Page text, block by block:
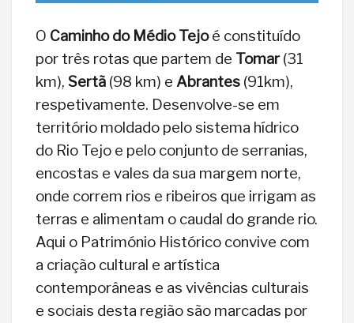
O Caminho do Médio Tejoé constituído
por três rotas que partem de Tomar(31
km), Sertã (98 km) e Abrantes (91km),
respetivamente. Desenvolve-se em
território moldado pelo sistema hídrico
do Rio Tejo e pelo conjunto de serranias,
encostas e vales da sua margem norte,
onde correm rios e ribeiros que irrigam as
terras e alimentam o caudal do grande rio.
Aqui o Património Histórico convive com
a criação cultural e artística
contemporâneas e as vivências culturais
e sociais desta região são marcadas por